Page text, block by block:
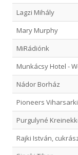
Lagzi Mihály
Mary Murphy
MiRádiónk
Munkácsy Hotel -
Nádor Borház
Pioneers
Purgulyné
Rajki István,